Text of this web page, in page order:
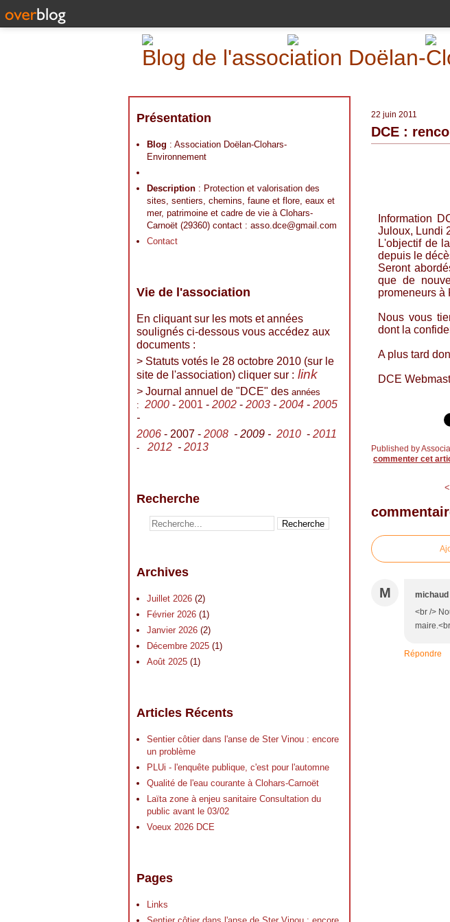
Blog de l'association Doëlan-
Présentation
Blog : Association Doëlan-Clohars-
Environnement
Description : Protection et valorisation des
sites, sentiers, chemins, faune et flore, eaux et
mer, patrimoine et cadre de vie à Clohars-
Carnoët (29360) contact : asso.dce@gmail.com
Contact
Vie de l'association
En cliquant sur les mots et années
soulignés ci-dessous vous accédez aux
documents :
> Statuts votés le 28 octobre 2010 (sur le
site de l'association) cliquer sur : link
> Journal annuel de "DCE" des années
: 2000 - 2001 - 2002 - 2003 - 2004 - 2005
-
2006 - 2007 - 2008 - 2009 - 2010 - 2011
- 2012 - 2013
Recherche
Archives
Juillet 2026 (2)
Février 2026 (1)
Janvier 2026 (2)
Décembre 2025 (1)
Août 2025 (1)
Articles Récents
Sentier côtier dans l'anse de Ster Vinou : encore
un problème
PLUi - l'enquête publique, c'est pour l'automne
Qualité de l'eau courante à Clohars-Carnoët
Laïta zone à enjeu sanitaire Consultation du
public avant le 03/02
Voeux 2026 DCE
Pages
Links
22 juin 2011
DCE :
Information
Juloux, Lundi
L'objectif de
depuis le
Seront
que de
promeneurs à
Nous vous
dont la
A plus tard
DCE
Published by
commenter cet
M michaud
<br />
Répondre